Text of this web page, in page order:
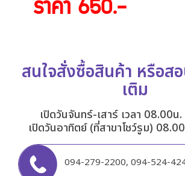
ราคา 650.-
สนใจสั่งซื้อสินค้า หรือส
เติม
เปิดวันจันทร์-เสาร์ เวลา 08.00
เปิดวันอาทิตย์ (ที่สาขาโชว์รูม)
094-279-2200, 094-524-